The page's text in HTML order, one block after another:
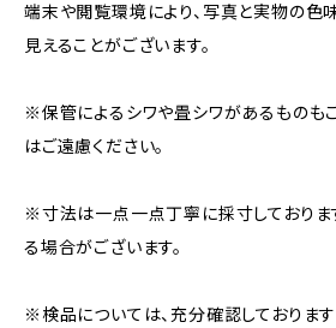
端末や閲覧環境により、写真と実物の色
見えることがございます。
※保管によるシワや畳シワがあるものも
はご遠慮ください。
※寸法は一点一点丁寧に採寸しておりま
る場合がございます。
※検品については、充分確認しておりま